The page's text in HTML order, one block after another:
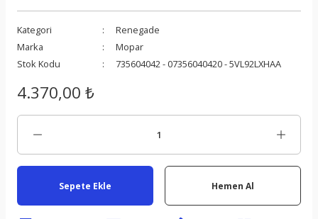
Kategori
Renegade
Marka
Mopar
Stok Kodu
735604042 - 07356040420 - 5VL92LXHAA
4.370,00 ₺
Sepete Ekle Hemen Al